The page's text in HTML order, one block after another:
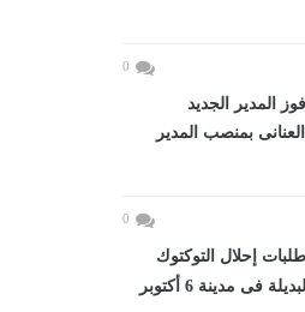
0
المدير الجديد
بمنصب المدير
0
إحلال التوكتوك
فى مدينة 6 أكتوبر